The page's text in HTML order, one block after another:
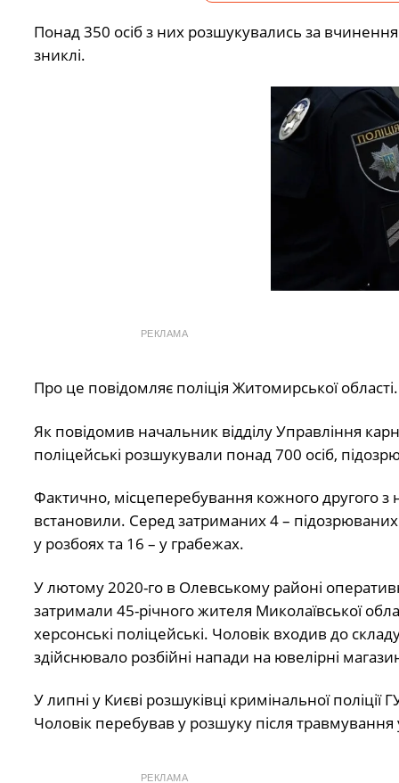
Понад 350 осіб з них розшукувались за
зниклі.
РЕКЛАМА
Про це повідомляє поліція Житомирської області.
Як повідомив начальник відділу Управління
поліцейські розшукували понад 700 осіб,
Фактично, місцеперебування кожного другого з
встановили. Серед затриманих 4 –
у розбоях та 16 – у грабежах.
У лютому 2020-го в Олевському районі
затримали 45-річного жителя Миколаївської
херсонські поліцейські. Чоловік входив до
здійснювало розбійні напади на ювелірні
У липні у Києві розшуківці кримінальної
Чоловік перебував у розшуку після
РЕКЛАМА